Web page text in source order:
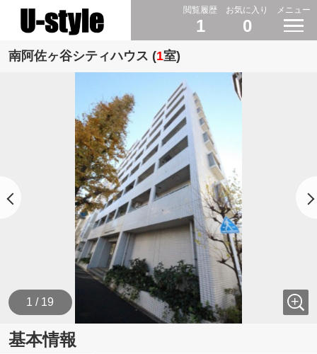
閲覧履歴
1
お気に入り
0
メニュー
南阿佐ヶ谷シティハウス (1室)
1 / 19
基本情報